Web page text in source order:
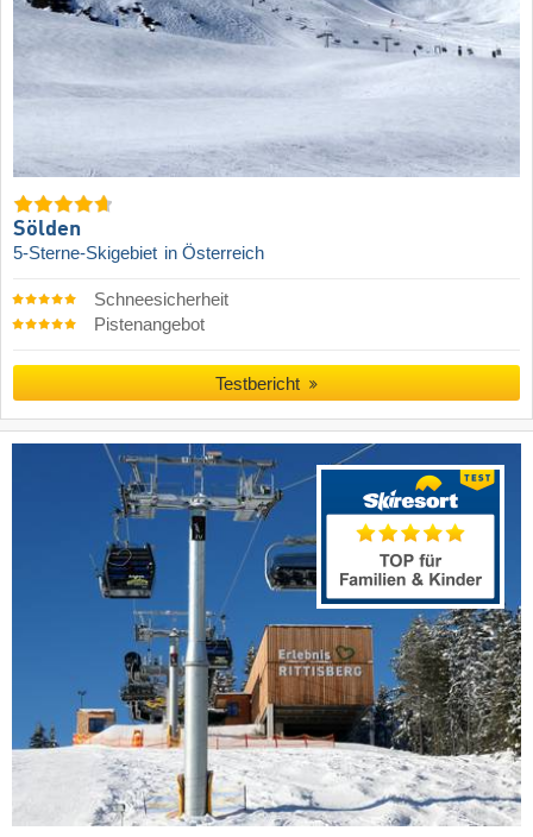
Sölden
5-Sterne-Skigebiet in Österreich
Schneesicherheit
Pistenangebot
Testbericht